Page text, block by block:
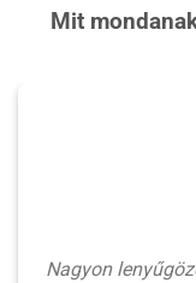
Mit
Nagyon